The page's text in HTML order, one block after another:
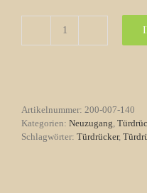
Türdrückergarnitur
Artikelnummer: 200-007-140
Kategorien: Neuzugang
Schlagwörter: Türdrücker,